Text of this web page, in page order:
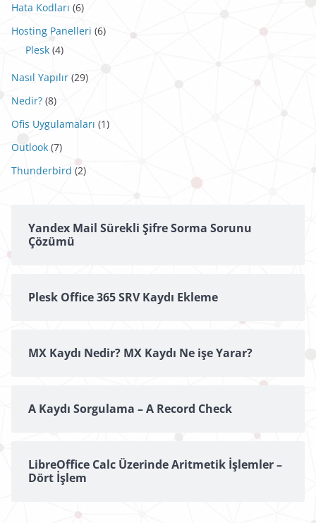
Hata Kodları (6)
Hosting Panelleri (6)
Plesk (4)
Nasıl Yapılır (29)
Nedir? (8)
Ofis Uygulamaları (1)
Outlook (7)
Thunderbird (2)
Yandex Mail Sürekli Şifre Sorma Sorunu
Çözümü
Plesk Office 365 SRV Kaydı Ekleme
MX Kaydı Nedir? MX Kaydı Ne işe Yarar?
A Kaydı Sorgulama – A Record Check
LibreOffice Calc Üzerinde Aritmetik İşlemler –
Dört İşlem